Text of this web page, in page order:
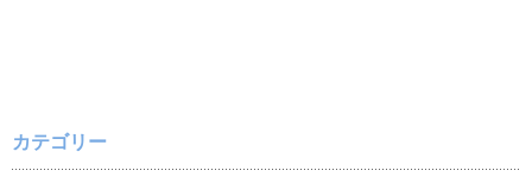
カテゴリー